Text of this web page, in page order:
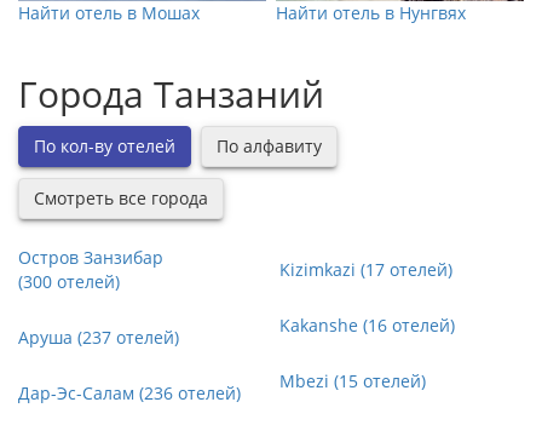
Найти отель в Мошах
Найти отель в Нунгвях
Города Танзаний
По кол-ву отелей По алфавиту
Смотреть все города
Остров Занзибар
(300 отелей)
Аруша (237 отелей)
Дар-Эс-Салам (236 отелей)
Kizimkazi (17 отелей)
Kakanshe (16 отелей)
Mbezi (15 отелей)